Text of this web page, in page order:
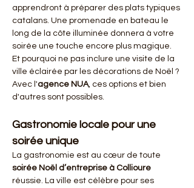
apprendront à préparer des plats typiques
catalans. Une promenade en bateau le
long de la côte illuminée donnera à votre
soirée une touche encore plus magique.
Et pourquoi ne pas inclure une visite de la
ville éclairée par les décorations de Noël ?
Avec l'agence NUA, ces options et bien
d'autres sont possibles.
Gastronomie locale pour une
soirée unique
La gastronomie est au cœur de toute
soirée Noël d’entreprise à Collioure
réussie. La ville est célèbre pour ses